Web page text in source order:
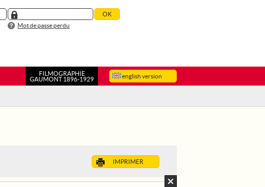
Mot de passe perdu
english version
FILMOGRAPHIE
GAUMONT 1896-1929
IMPRIMER